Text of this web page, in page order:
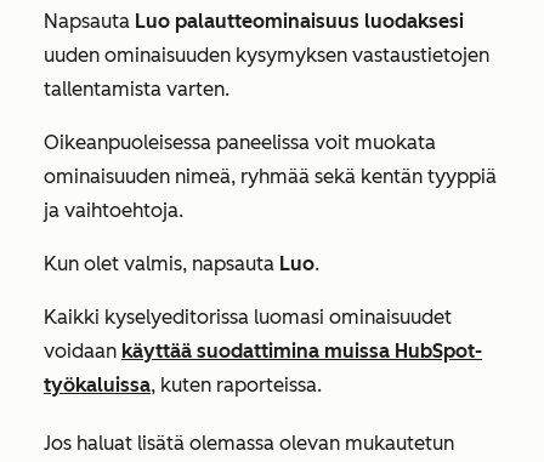
Napsauta Luo palautteominaisuus luodaksesi
uuden ominaisuuden kysymyksen vastaustietojen
tallentamista varten.
Oikeanpuoleisessa paneelissa voit muokata
ominaisuuden nimeä, ryhmää sekä kentän tyyppiä
ja vaihtoehtoja.
Kun olet valmis, napsauta Luo.
Kaikki kyselyeditorissa luomasi ominaisuudet
voidaan käyttää suodattimina muissa HubSpot-
työkaluissa, kuten raporteissa.
Jos haluat lisätä olemassa olevan mukautetun